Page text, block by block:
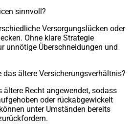
sinnvoll?
Versorgungslücken oder
Ohne klare Strategie
unnötige Überschneidungen und
das ältere Versicherungsverhältnis?
Recht angewendet, sodass
oder rückabgewickelt
unter Umständen bereits